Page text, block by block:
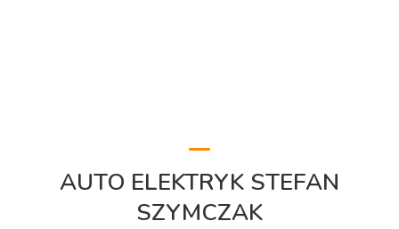
AUTO ELEKTRYK STEFAN
SZYMCZAK